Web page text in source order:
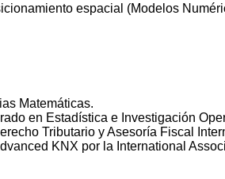
espacial (Modelos
Matemáticas.
en Estadística e Investigación
Tributario y Asesoría Fiscal
KNX por la International